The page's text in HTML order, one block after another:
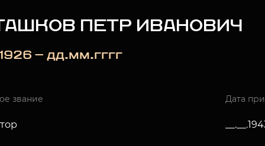
ПЕТР ИВАНОВИЧ
— дд.мм.гггг
звание Дата